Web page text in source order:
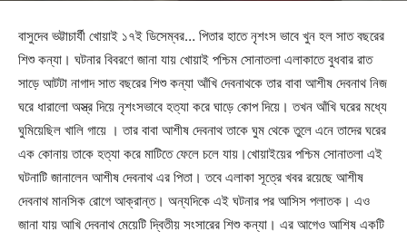
বাসুদেব ভট্টাচার্যী খোয়াই ১৭ই ডিসেম্বর… পিতার হাতে নৃশংস ভাবে খুন হল সাত বছরের
শিশু কন্যা। ঘটনার বিবরণে জানা যায় খোয়াই পশ্চিম সোনাতলা এলাকাতে বুধবার রাত
সাড়ে আটটা নাগাদ সাত বছরের শিশু কন্যা আঁখি দেবনাথকে তার বাবা আশীষ দেবনাথ নিজ
ঘরে ধারালো অস্ত্র দিয়ে নৃশংসভাবে হত্যা করে ঘাড়ে কোপ দিয়ে। তখন আঁখি ঘরের মধ্যে
ঘুমিয়েছিল খালি গায়ে । তার বাবা আশীষ দেবনাথ তাকে ঘুম থেকে তুলে এনে তাদের ঘরের
এক কোনায় তাকে হত্যা করে মাটিতে ফেলে চলে যায়।খোয়াইয়ের পশ্চিম সোনাতলা এই
ঘটনাটি জানালেন আশীষ দেবনাথ এর পিতা। তবে এলাকা সূত্রে খবর রয়েছে আশীষ
দেবনাথ মানসিক রোগে আক্রান্ত। অন্যদিকে এই ঘটনার পর আসিস পলাতক। এও
জানা যায় আখি দেবনাথ মেয়েটি দ্বিতীয় সংসারের শিশু কন্যা। এর আগেও আশিষ একটি